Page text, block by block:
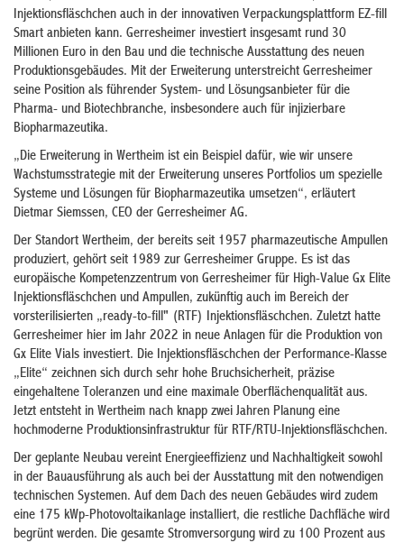
Injektionsfläschchen auch in der innovativen Verpackungsplattform EZ-fill
Smart anbieten kann. Gerresheimer investiert insgesamt rund 30
Millionen Euro in den Bau und die technische Ausstattung des neuen
Produktionsgebäudes. Mit der Erweiterung unterstreicht Gerresheimer
seine Position als führender System- und Lösungsanbieter für die
Pharma- und Biotechbranche, insbesondere auch für injizierbare
Biopharmazeutika.
„Die Erweiterung in Wertheim ist ein Beispiel dafür, wie wir unsere
Wachstumsstrategie mit der Erweiterung unseres Portfolios um spezielle
Systeme und Lösungen für Biopharmazeutika umsetzen“, erläutert
Dietmar Siemssen, CEO der Gerresheimer AG.
Der Standort Wertheim, der bereits seit 1957 pharmazeutische Ampullen
produziert, gehört seit 1989 zur Gerresheimer Gruppe. Es ist das
europäische Kompetenzzentrum von Gerresheimer für High-Value Gx Elite
Injektionsfläschchen und Ampullen, zukünftig auch im Bereich der
vorsterilisierten „ready-to-fill" (RTF) Injektionsfläschchen. Zuletzt hatte
Gerresheimer hier im Jahr 2022 in neue Anlagen für die Produktion von
Gx Elite Vials investiert. Die Injektionsfläschchen der Performance-Klasse
„Elite“ zeichnen sich durch sehr hohe Bruchsicherheit, präzise
eingehaltene Toleranzen und eine maximale Oberflächenqualität aus.
Jetzt entsteht in Wertheim nach knapp zwei Jahren Planung eine
hochmoderne Produktionsinfrastruktur für RTF/RTU-Injektionsfläschchen.
Der geplante Neubau vereint Energieeffizienz und Nachhaltigkeit sowohl
in der Bauausführung als auch bei der Ausstattung mit den notwendigen
technischen Systemen. Auf dem Dach des neuen Gebäudes wird zudem
eine 175 kWp-Photovoltaikanlage installiert, die restliche Dachfläche wird
begrünt werden. Die gesamte Stromversorgung wird zu 100 Prozent aus